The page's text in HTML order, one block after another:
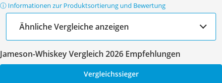
ⓘ Informationen zur Produktsortierung und Bewertung
Ähnliche Vergleiche anzeigen
Jameson-Whiskey Vergleich 2026 Empfehlungen
Vergleichssieger